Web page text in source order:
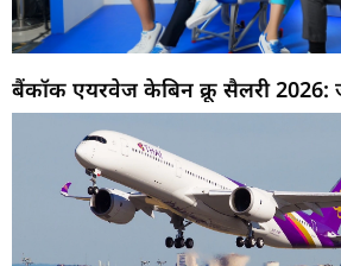
बैंकॉक एयरवेज केबिन क्रू सैलरी 2026: